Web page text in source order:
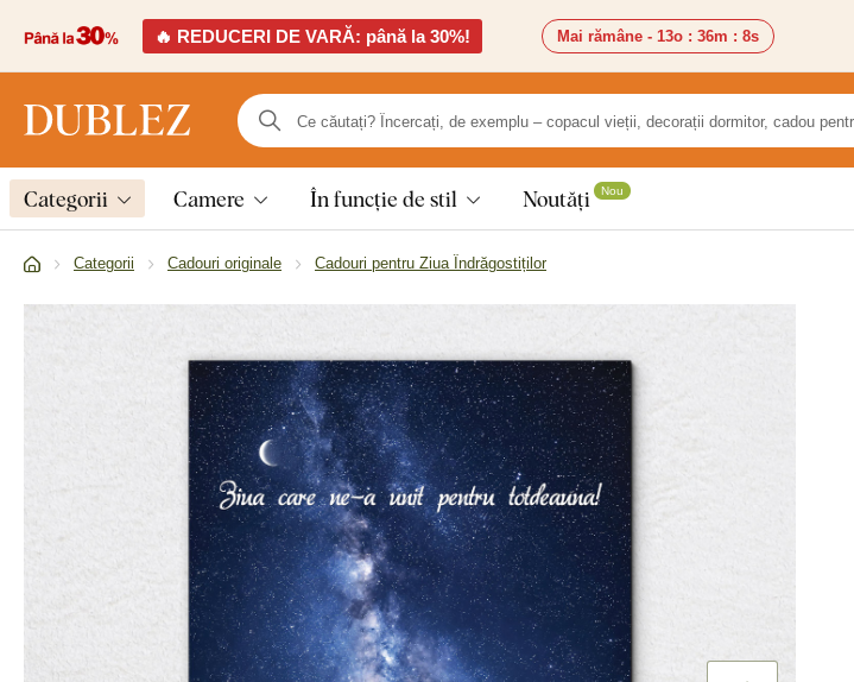
🔥 REDUCERI DE VARĂ: până la 30%! Mai rămâne - 13o : 36m : 7s
Categorii Camere În funcție de stil Noutăți Nou
Categorii Cadouri originale Cadouri pentru Ziua Îndrăgostiților